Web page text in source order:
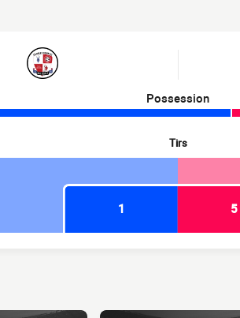
Possession
Tirs
1
5